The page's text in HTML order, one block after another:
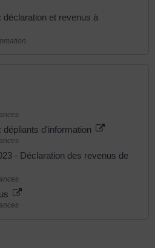
et revenus à
d'information
- Déclaration des revenus de